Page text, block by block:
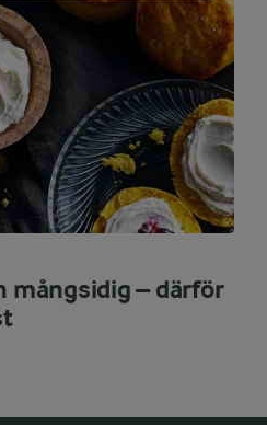
mångsidig – därför